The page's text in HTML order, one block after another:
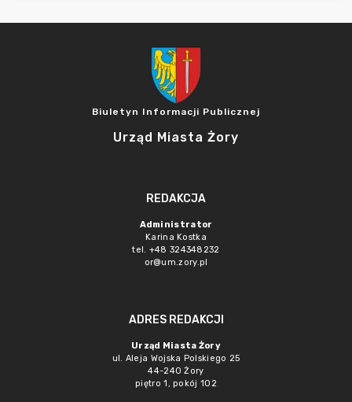
Biuletyn Informacji Publicznej
Urząd Miasta Żory
REDAKCJA
Administrator
Karina Kostka
tel. +48 324348232
or@um.zory.pl
ADRES REDAKCJI
Urząd Miasta Żory
ul. Aleja Wojska Polskiego 25
44-240 Żory
piętro 1, pokój 102